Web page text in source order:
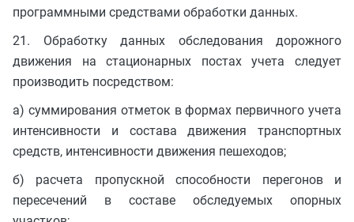
программными средствами обработки данных.
21. Обработку данных обследования дорожного
движения на стационарных постах учета следует
производить посредством:
а) суммирования отметок в формах первичного учета
интенсивности и состава движения транспортных
средств, интенсивности движения пешеходов;
б) расчета пропускной способности перегонов и
пересечений в составе обследуемых опорных